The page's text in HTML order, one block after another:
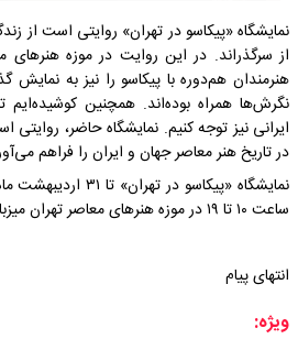
نمایشگاه «پیکاسو در تهران» روایتی است از
از سرگذراند. در این روایت در موزه هنرهای
هنرمندان هم‌دوره با پیکاسو را نیز به نمایش
نگرش‌ها همراه بوده‌اند. همچنین کوشیده‌ایم
ایرانی نیز توجه کنیم. نمایشگاه حاضر،
در تاریخ هنر معاصر جهان و ایران را فراهم
نمایشگاه «پیکاسو در
ساعت ۱۰ تا ۱۹ در موزه هنرهای معاصر تهران میزبان علاقه‌مندان است.
انتهای پیام
ویژه: